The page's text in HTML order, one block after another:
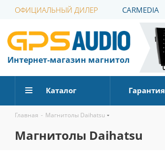
ОФИЦИАЛЬНЫЙ ДИЛЕР CARMEDIA
Интернет-магазин магнитол
Каталог Гарантия
Главная - Магнитолы Daihatsu
Магнитолы Daihatsu